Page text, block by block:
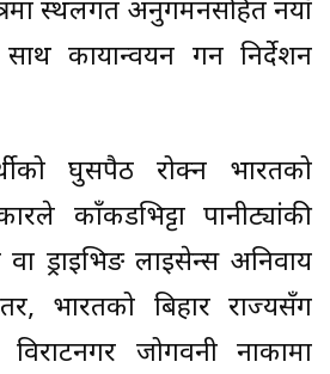
स्थलगत अनुगमनसहित नयाँ
कार्यान्वयन गर्न निर्देशन
घुसपैठ रोक्न भारतको
काँकडभिट्टा पानीट्यांकी
ड्राइभिङ लाइसेन्स अनिवार्य
भारतको बिहार राज्यसँग
विराटनगर जोगवनी नाकामा